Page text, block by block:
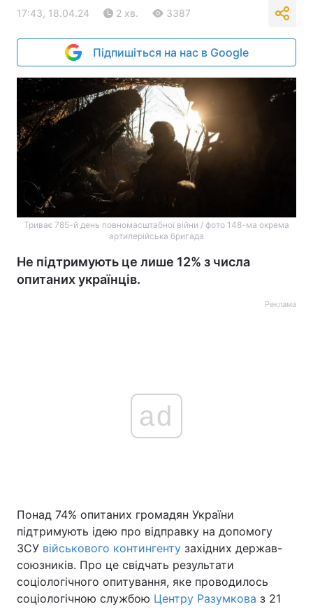
17:43, 18.04.24 2 хв. 3387
Підпишіться на нас в Google
Триває 785-й день повномасштабної війни / фото 148-ма окрема
артилерійська бригада
Не підтримують це лише 12% з числа
опитаних українців.
Реклама
ad
Понад 74% опитаних громадян України
підтримують ідею про відправку на допомогу
ЗСУ військового контингенту західних держав-
союзників. Про це свідчать результати
соціологічного опитування, яке проводилось
соціологічною службою Центру Разумкова з 21